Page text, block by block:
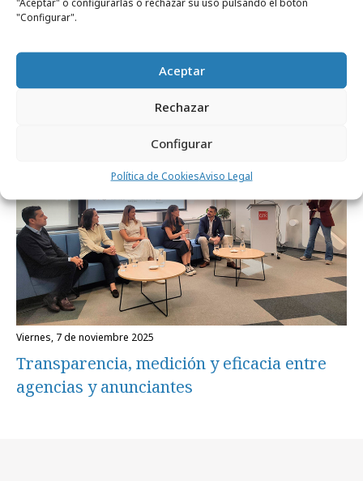
"Configurar".
Aceptar
Rechazar
Configurar
Política de CookiesAviso Legal
lunes, 2 de febrero 2026
En casa del herrero…
viernes, 7 de noviembre 2025
Transparencia, medición y eficacia entre
agencias y anunciantes